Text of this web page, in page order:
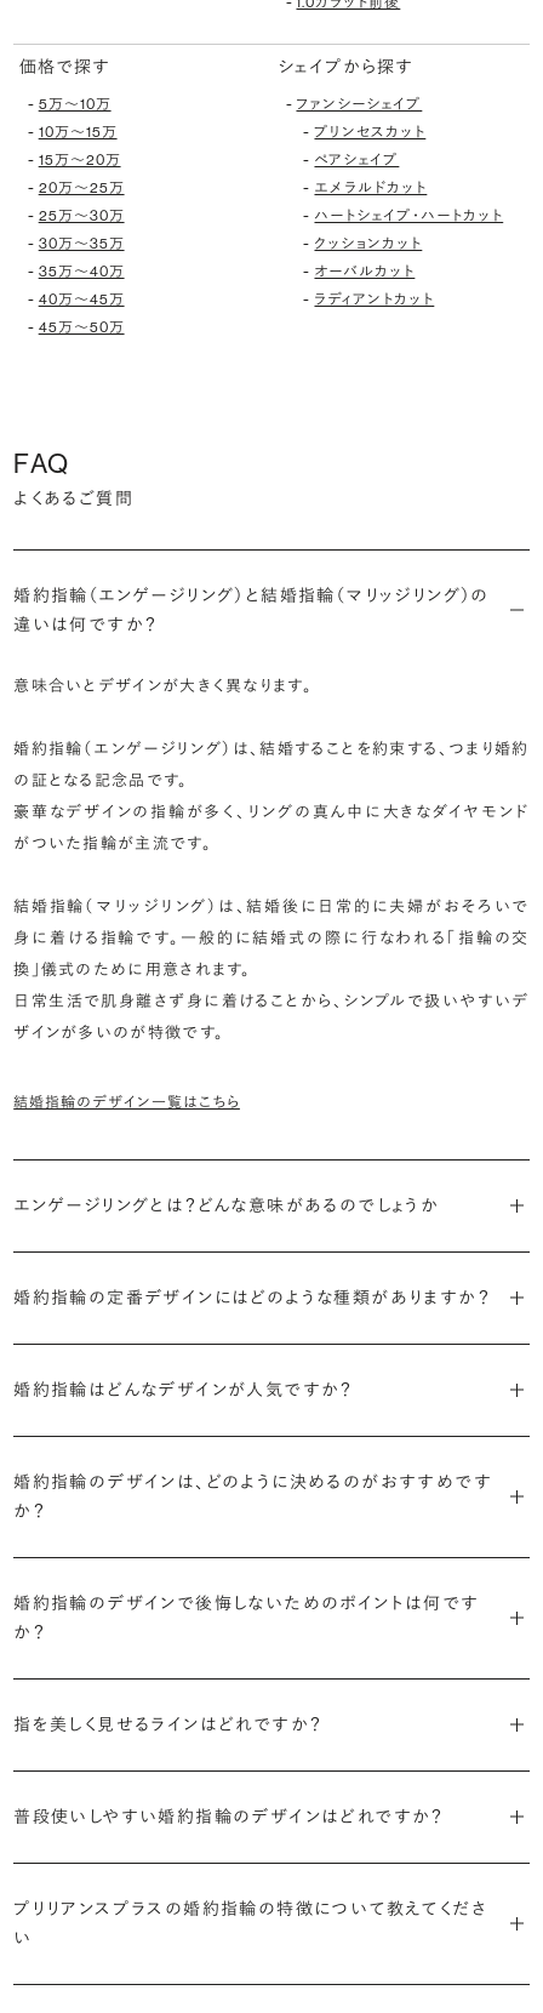
価格で探す
- 5万〜10万
- 10万〜15万
- 15万〜20万
- 20万〜25万
- 25万〜30万
- 30万〜35万
- 35万〜40万
- 40万〜45万
- 45万〜50万
シェイプから探す
- ファンシーシェイプ
-プリンセスカット
- ペアシェイプ
- エメラルドカット
- ハートシェイプ・ハートカット
- クッションカット
- オーバルカット
- ラディアントカット
FAQ
よくあるご質問
婚約指輪（エンゲージリング）と結婚指輪（マリッジリング）の
違いは何ですか？
意味合いとデザインが大きく異なります。
婚約指輪（エンゲージリング）は、結婚することを約束する、つまり婚約
の証となる記念品です。
豪華なデザインの指輪が多く、リングの真ん中に大きなダイヤモンド
がついた指輪が主流です。
結婚指輪（マリッジリング）は、結婚後に日常的に夫婦がおそろいで
身に着ける指輪です。一般的に結婚式の際に行なわれる「指輪の交
換」儀式のために用意されます。
日常生活で肌身離さず身に着けることから、シンプルで扱いやすいデ
ザインが多いのが特徴です。
結婚指輪のデザイン一覧はこちら
エンゲージリングとは？どんな意味があるのでしょうか
リング」は婚約指輪の別名です。
Ring（エンゲージメントリング）と呼ばれます。
婚約指輪の定番デザインにはどのような種類がありますか？
リリアンスプラスでも不動の人気を誇ります。
えたデザイン。愛らしい雰囲気が楽しめます。
るという点でも人気があります。
ン。手元にしっかりと存在感を添えてくれます。
華やかなデザインをお好みの方から非常に人気です。
婚約指輪はどんなデザインが人気ですか？
に留めた王道のデザイン「ソリティア」です。
婚約指輪のデザインは、どのように決めるのがおすすめです
か？
す。
絞り、次にアームのフォルム（ストレート／ウェーブ／V字）と素材（プ
・年齢を重ねても似合うリングを目指す
・着用シーンを想像して選ぶ
日常的に身に着けたいのか、お出かけの時だけ身に着けたいのか
婚約指輪のデザインで後悔しないためのポイントは何です
か？
は実物を指に着けて見え方を確かめることです。
までじっくりと試着していただけます。
ショールームで婚約指輪を試着する
指を美しく見せるラインはどれですか？
見えやすいと言われています。
てきます。ぜひ、所要時間30秒のブリリアンスプラスオリジナル診断を
活用して、ご自身にぴったりのラインを探してみてください。
普段使いしやすい婚約指輪のデザインはどれですか？
なります。ブリリアンスプラスでは、普段の生活の中でも婚約指輪を楽
しく身に着けていただけるよう、全てのデザインが高さを抑えて作られ
プリリアンスプラスの婚約指輪の特徴について教えてくださ
い